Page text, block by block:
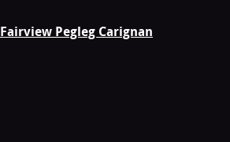
Fairview Pegleg Carignan